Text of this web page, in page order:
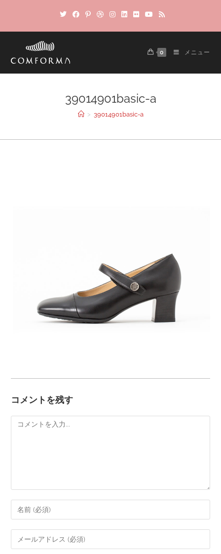
0 メニュー
39014901basic-a
> 39014901basic-a
コメントを残す